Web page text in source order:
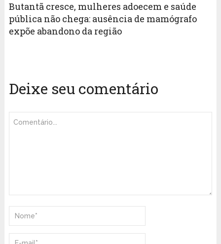
Butantã cresce, mulheres adoecem e saúde
pública não chega: ausência de mamógrafo
expõe abandono da região
Deixe seu comentário